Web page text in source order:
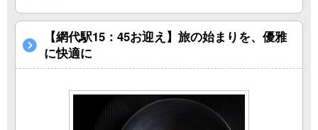
【網代駅15：45お迎え】旅の始まりを、優雅
に快適に